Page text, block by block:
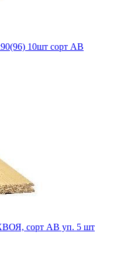
10шт сорт АВ
сорт АВ уп. 5 шт